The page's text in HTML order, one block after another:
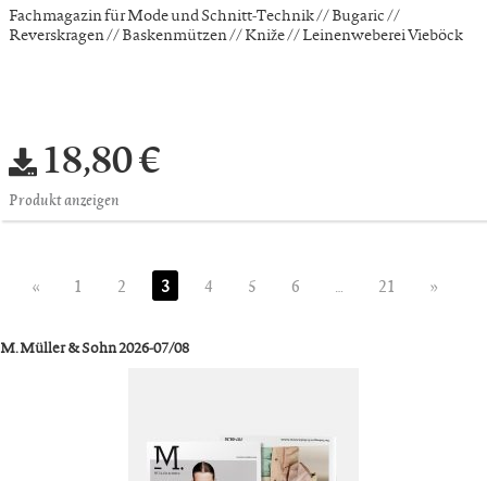
Fachmagazin für Mode und Schnitt-Technik // Bugaric //
Reverskragen // Baskenmützen // Kniže // Leinenweberei Vieböck
18,80 €
Produkt anzeigen
« 1 2 3 4 5 6 … 21 »
M. Müller & Sohn 2026-07/08